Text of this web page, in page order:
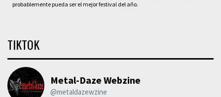
probablemente pueda ser el mejor festival del año.
TIKTOK
Metal-Daze Webzine
@metaldazewzine